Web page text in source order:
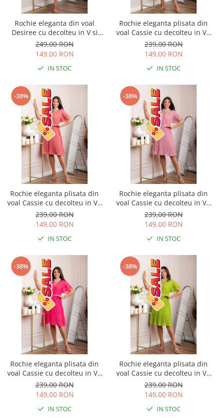
Rochie eleganta din voal
Desiree cu decolteu in V si
curea - Bleumarin
249,00 RON
149,00 RON
IN STOC
Rochie eleganta plisata din
voal Cassie cu decolteu in V -
Grena
239,00 RON
149,00 RON
IN STOC
-38%
Rochie eleganta plisata din
voal Cassie cu decolteu in V -
Corai
239,00 RON
149,00 RON
IN STOC
-38%
Rochie eleganta plisata din
voal Cassie cu decolteu in V -
Roz
239,00 RON
149,00 RON
IN STOC
-38%
Rochie eleganta plisata din
voal Cassie cu decolteu in V -
Ciclam
239,00 RON
149,00 RON
IN STOC
-38%
Rochie eleganta plisata din
voal Cassie cu decolteu in V -
Verde lime
239,00 RON
149,00 RON
IN STOC